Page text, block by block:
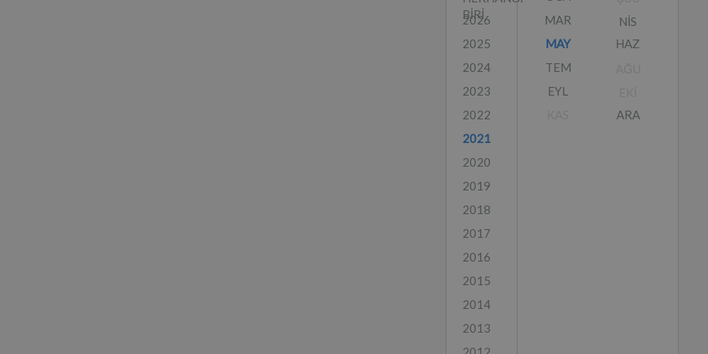
BIRI
2026
2025
2024
2023
2022
2021
2020
2019
2018
2017
2016
2015
2014
2013
MAR
NIS
MAY
HAZ
TEM
EYL
ARA